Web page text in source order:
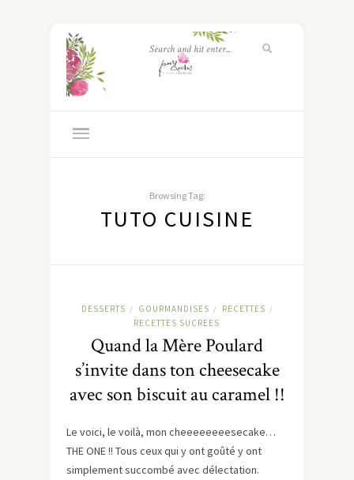
Browsing Tag:
TUTO CUISINE
DESSERTS / GOURMANDISES / RECETTES /
RECETTES SUCREES
Quand la Mère Poulard
s’invite dans ton cheesecake
avec son biscuit au caramel !!
Le voici, le voilà, mon cheeeeeeeesecake…
THE ONE !! Tous ceux qui y ont goûté y ont
simplement succombé avec délectation.